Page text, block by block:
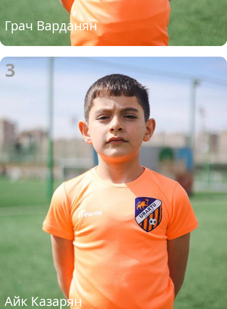
Грач Варданян
Айк Казарян
3